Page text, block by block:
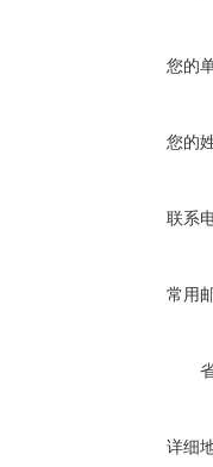
您的
您的
联系
常用
详细